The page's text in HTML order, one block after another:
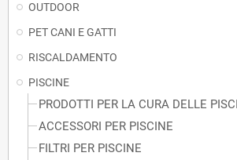
OUTDOOR
PET CANI E GATTI
RISCALDAMENTO
PISCINE
PRODOTTI PER LA CURA DELLE
ACCESSORI PER PISCINE
FILTRI PER PISCINE